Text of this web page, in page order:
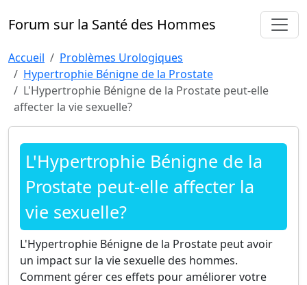
Forum sur la Santé des Hommes
Accueil
Problèmes Urologiques
Hypertrophie Bénigne de la Prostate
L'Hypertrophie Bénigne de la Prostate peut-elle
affecter la vie sexuelle?
L'Hypertrophie Bénigne de la
Prostate peut-elle affecter la
vie sexuelle?
L'Hypertrophie Bénigne de la Prostate peut avoir
un impact sur la vie sexuelle des hommes.
Comment gérer ces effets pour améliorer votre